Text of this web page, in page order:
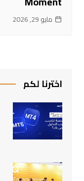
مايو 29, 2026
اخترنا لكم